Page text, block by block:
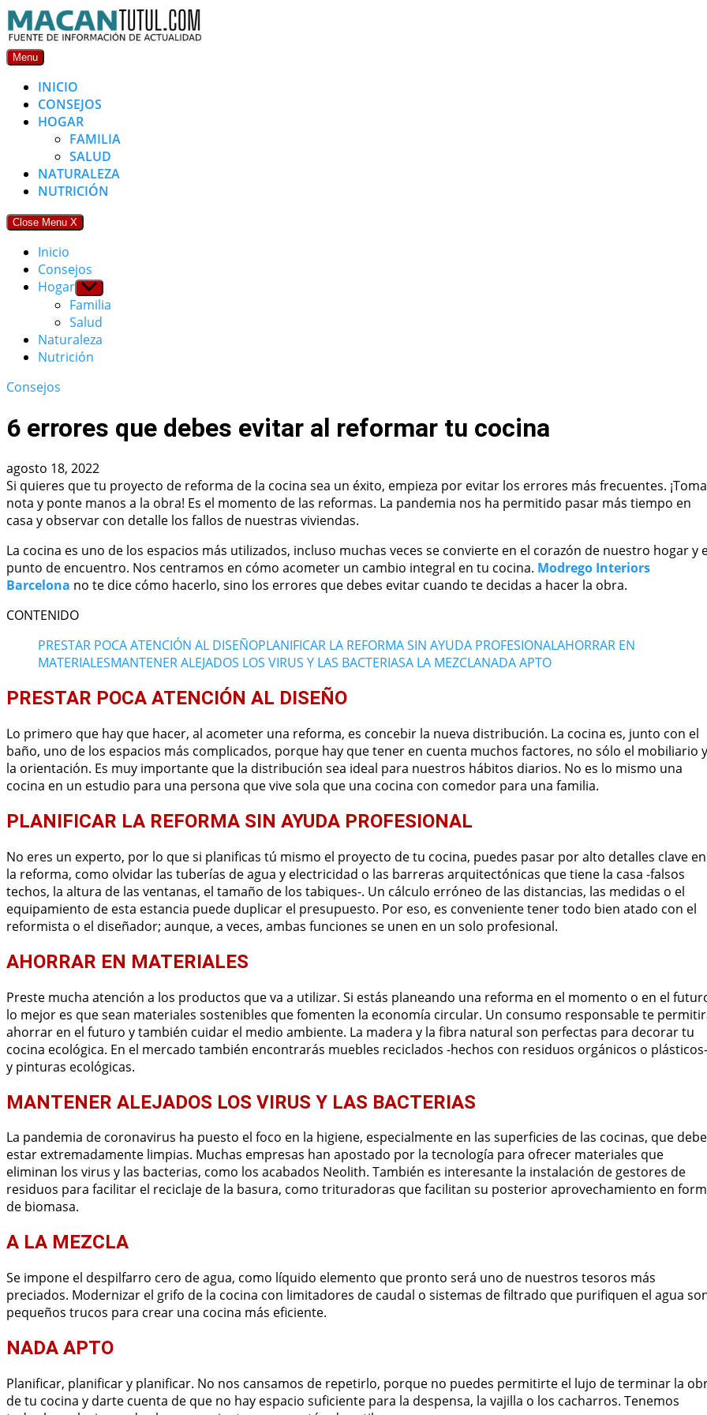
Skip
to
content
Menu
INICIO
CONSEJOS
HOGAR
FAMILIA
SALUD
NATURALEZA
NUTRICIÓN
Close Menu X
Inicio
Consejos
Hogar Show
sub
menu
Familia
Salud
Naturaleza
Nutrición
Consejos
6 errores que debes evitar al reformar tu cocina
agosto 18, 2022
Si quieres que tu proyecto de reforma de la cocina sea un éxito, empieza por evitar los errores más frecuentes. ¡Toma
nota y ponte manos a la obra! Es el momento de las reformas. La pandemia nos ha permitido pasar más tiempo en
casa y observar con detalle los fallos de nuestras viviendas.
La cocina es uno de los espacios más utilizados, incluso muchas veces se convierte en el corazón de nuestro hogar y
punto de encuentro. Nos centramos en cómo acometer un cambio integral en tu cocina. Modrego Interiors
Barcelona no te dice cómo hacerlo, sino los errores que debes evitar cuando te decidas a hacer la obra.
CONTENIDO
PRESTAR POCA ATENCIÓN AL DISEÑOPLANIFICAR LA REFORMA SIN AYUDA PROFESIONALAHORRAR EN
MATERIALESMANTENER ALEJADOS LOS VIRUS Y LAS BACTERIASA LA MEZCLANADA APTO
PRESTAR POCA ATENCIÓN AL DISEÑO
Lo primero que hay que hacer, al acometer una reforma, es concebir la nueva distribución. La cocina es, junto con el
baño, uno de los espacios más complicados, porque hay que tener en cuenta muchos factores, no sólo el mobiliario y
la orientación. Es muy importante que la distribución sea ideal para nuestros hábitos diarios. No es lo mismo una
cocina en un estudio para una persona que vive sola que una cocina con comedor para una familia.
PLANIFICAR LA REFORMA SIN AYUDA PROFESIONAL
No eres un experto, por lo que si planificas tú mismo el proyecto de tu cocina, puedes pasar por alto detalles clave en
la reforma, como olvidar las tuberías de agua y electricidad o las barreras arquitectónicas que tiene la casa -falsos
techos, la altura de las ventanas, el tamaño de los tabiques-. Un cálculo erróneo de las distancias, las medidas o el
equipamiento de esta estancia puede duplicar el presupuesto. Por eso, es conveniente tener todo bien atado con el
reformista o el diseñador; aunque, a veces, ambas funciones se unen en un solo profesional.
AHORRAR EN MATERIALES
Preste mucha atención a los productos que va a utilizar. Si estás planeando una reforma en el momento o en el
lo mejor es que sean materiales sostenibles que fomenten la economía circular. Un consumo responsable te
ahorrar en el futuro y también cuidar el medio ambiente. La madera y la fibra natural son perfectas para decorar tu
cocina ecológica. En el mercado también encontrarás muebles reciclados -hechos con residuos orgánicos o plásticos-
y pinturas ecológicas.
MANTENER ALEJADOS LOS VIRUS Y LAS BACTERIAS
La pandemia de coronavirus ha puesto el foco en la higiene, especialmente en las superficies de las cocinas, que
estar extremadamente limpias. Muchas empresas han apostado por la tecnología para ofrecer materiales que
eliminan los virus y las bacterias, como los acabados Neolith. También es interesante la instalación de gestores de
residuos para facilitar el reciclaje de la basura, como trituradoras que facilitan su posterior aprovechamiento en
de biomasa.
A LA MEZCLA
Se impone el despilfarro cero de agua, como líquido elemento que pronto será uno de nuestros tesoros más
preciados. Modernizar el grifo de la cocina con limitadores de caudal o sistemas de filtrado que purifiquen el agua
pequeños trucos para crear una cocina más eficiente.
NADA APTO
Planificar, planificar y planificar. No nos cansamos de repetirlo, porque no puedes permitirte el lujo de terminar la
de tu cocina y darte cuenta de que no hay espacio suficiente para la despensa, la vajilla o los cacharros. Tenemos